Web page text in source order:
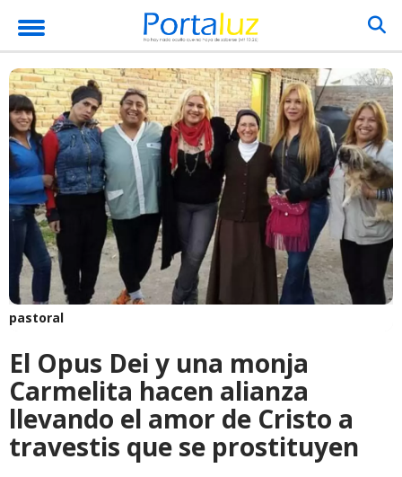
pastoral
El Opus Dei y una monja
Carmelita hacen alianza
llevando el amor de Cristo a
travestis que se prostituyen